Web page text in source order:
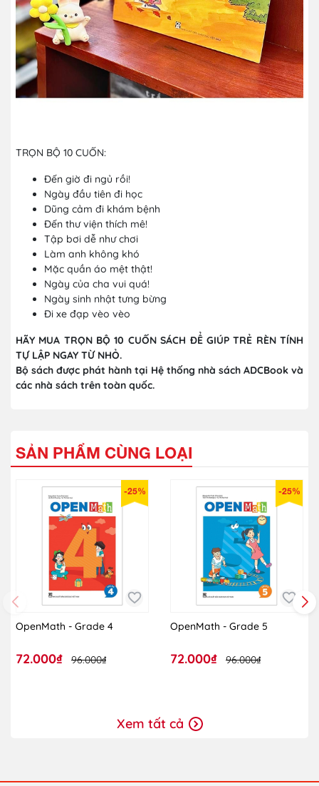
TRỌN BỘ 10 CUỐN:
Đến giờ đi ngủ rồi!
Ngày đầu tiên đi học
Dũng cảm đi khám bệnh
Đến thư viện thích mê!
Tập bơi dễ như chơi
Làm anh không khó
Mặc quần áo mệt thật!
Ngày của cha vui quá!
Ngày sinh nhật tưng bừng
Đi xe đạp vèo vèo
HÃY MUA TRỌN BỘ 10 CUỐN SÁCH ĐỂ GIÚP TRẺ RÈN TÍNH
TỰ LẬP NGAY TỪ NHỎ.
Bộ sách được phát hành tại Hệ thống nhà sách ADCBook và
các nhà sách trên toàn quốc.
SẢN PHẨM CÙNG LOẠI
-25%
OpenMath - Grade 4
72.000₫ 96.000₫
-25%
OpenMath - Grade 5
72.000₫ 96.000₫
Xem tất cả